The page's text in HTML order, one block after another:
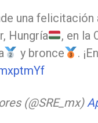
una felicitación
Hungría
, en la
y bronce .
(@SRE_mx)